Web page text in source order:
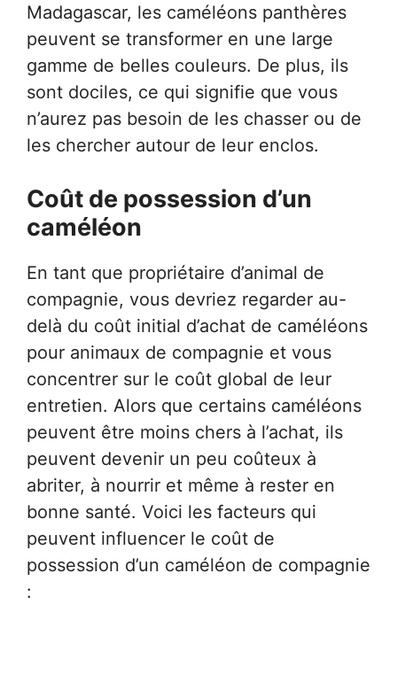
Madagascar, les caméléons panthères
peuvent se transformer en une large
gamme de belles couleurs. De plus, ils
sont dociles, ce qui signifie que vous
n’aurez pas besoin de les chasser ou de
les chercher autour de leur enclos.
Coût de possession d’un
caméléon
En tant que propriétaire d’animal de
compagnie, vous devriez regarder au-
delà du coût initial d’achat de caméléons
pour animaux de compagnie et vous
concentrer sur le coût global de leur
entretien. Alors que certains caméléons
peuvent être moins chers à l’achat, ils
peuvent devenir un peu coûteux à
abriter, à nourrir et même à rester en
bonne santé. Voici les facteurs qui
peuvent influencer le coût de
possession d’un caméléon de compagnie
: